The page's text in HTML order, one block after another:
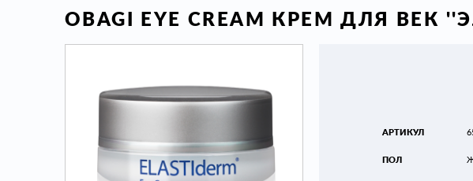
OBAGI EYE CREAM КРЕМ ДЛЯ ВЕК
АРТИКУЛ
ПОЛ